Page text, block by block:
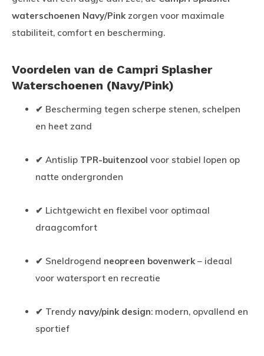
waterschoenen Navy/Pinkzorgen voor maximale
stabiliteit, comfort en bescherming.
Voordelen van de Campri Splasher
Waterschoenen (Navy/Pink)
✔ Bescherming tegen scherpe stenen, schelpen
en heet zand
✔ Antislip TPR-buitenzool voor stabiel lopen op
natte ondergronden
✔ Lichtgewicht en flexibel voor optimaal
draagcomfort
✔ Sneldrogend neopreen bovenwerk– ideaal
voor watersport en recreatie
✔ Trendy navy/pink design: modern, opvallend en
sportief